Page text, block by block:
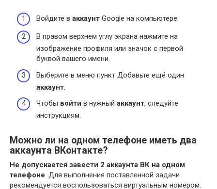
Войдите в аккаунт Google на компьютере.
В правом верхнем углу экрана нажмите на
изображение профиля или значок с первой
буквой вашего имени.
Выберите в меню пункт Добавьте ещё один
аккаунт.
Чтобы войти в нужный аккаунт, следуйте
инструкциям.
Можно ли на одном телефоне иметь два
аккаунта ВКонтакте?
Не допускается завести 2 аккаунта ВК на одном
телефоне. Для выполнения поставленной задачи
рекомендуется воспользоваться виртуальным номером.